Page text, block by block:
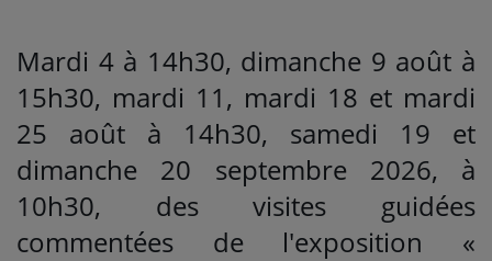
Mardi 4 à 14h30, dimanche 9 août à
15h30, mardi 11, mardi 18 et mardi
25 août à 14h30, samedi 19 et
dimanche 20 septembre 2026, à
10h30, des visites guidées
commentées de l'exposition «